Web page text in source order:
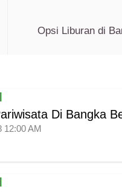
Opsi Liburan di
Di Bangka
12:00 AM